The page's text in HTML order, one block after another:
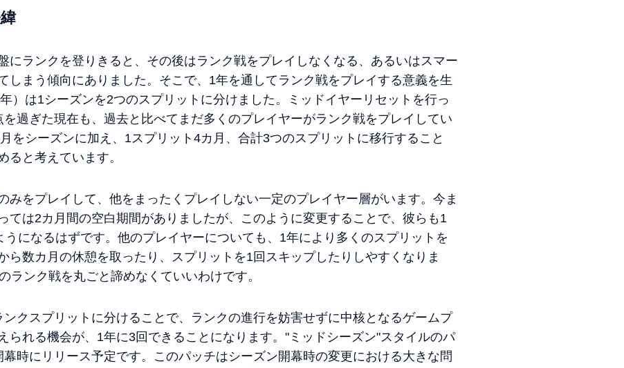
にランクを登りきると、その後はランク戦をプレイしなくなる、あるいはスマー
しまう傾向にありました。そこで、1年を通してランク戦をプレイする意義を生
）は1シーズンを2つのスプリットに分けました。ミッドイヤーリセットを行っ
過ぎた現在も、過去と比べてまだ多くのプレイヤーがランク戦をプレイしてい
をシーズンに加え、1スプリット4カ月、合計3つのスプリットに移行すること
ると考えています。
みをプレイして、他をまったくプレイしない一定のプレイヤー層がいます。今ま
ては2カ月間の空白期間がありましたが、このように変更することで、彼らも1
になるはずです。他のプレイヤーについても、1年により多くのスプリットを
ら数カ月の休憩を取ったり、スプリットを1回スキップしたりしやすくなりま
ランク戦を丸ごと諦めなくていいわけです。
クスプリットに分けることで、ランクの進行を妨害せずに中核となるゲームプ
られる機会が、1年に3回できることになります。"ミッドシーズン"スタイルのパ
時にリリース予定です。このパッチはシーズン開幕時の変更における大きな問